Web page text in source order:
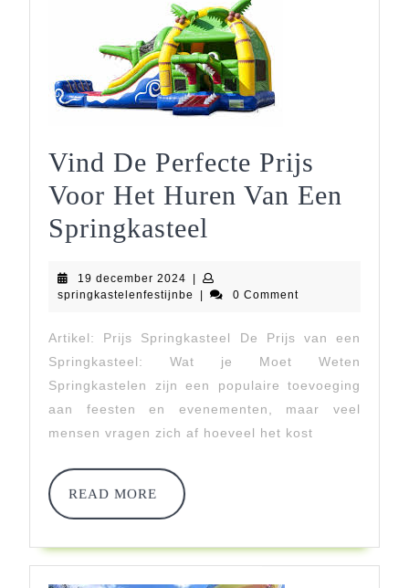
Vind De Perfecte Prijs
Voor Het Huren Van Een
Springkasteel
Perfecte
Prijs
Voor
Het
Huren
19 december 2024 19
december
springkastelenfestijnbe springkastelenfestijnbe
0 Comment
Artikel: Prijs Springkasteel De Prijs van een
Springkasteel: Wat je Moet Weten
Springkastelen zijn een populaire toevoeging
aan feesten en evenementen, maar veel
mensen vragen zich af hoeveel het kost
READ MORE
READ
MORE